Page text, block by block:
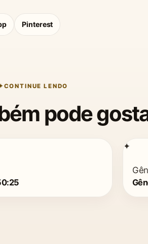
Pinterest
CONTINUE LENDO
pode
✦